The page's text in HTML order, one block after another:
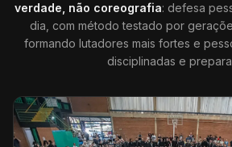
verdade, não coreografia: defesa
dia, com método testado por
formando lutadores mais fortes e
disciplinadas e